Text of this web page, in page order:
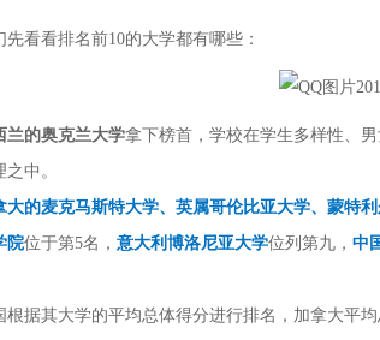
先看看排名前10的大学都有哪些：
兰的奥克兰大学拿下榜首，学校在学生多样性、
中。
大的麦克马斯特大学、英属哥伦比亚大学、蒙特
院位于第5名， 意大利博洛尼亚大学位列第九， 中
根据其大学的平均总体得分进行排名，加拿大平